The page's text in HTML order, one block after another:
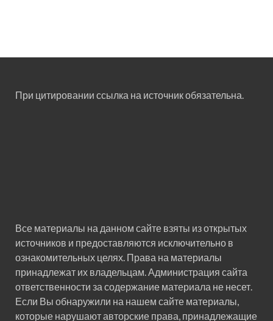
При цитировании ссылка на источник обязательна.
Все материалы на данном сайте взяты из открытых
источников и предоставляются исключительно в
ознакомительных целях. Права на материалы
принадлежат их владельцам. Администрация сайта
ответственности за содержание материала не несет.
Если Вы обнаружили на нашем сайте материалы,
которые нарушают авторские права, принадлежащие